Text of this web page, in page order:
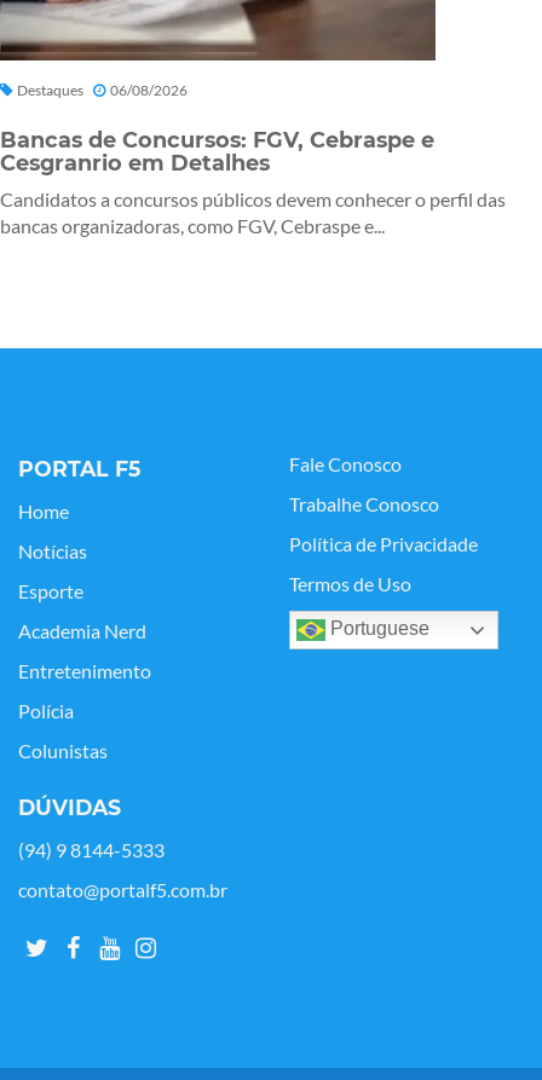
Destaques 06/08/2026
Bancas de Concursos: FGV, Cebraspe e
Cesgranrio em Detalhes
Candidatos a concursos públicos devem conhecer o perfil das
bancas organizadoras, como FGV, Cebraspe e...
PORTAL F5
Home
Notícias
Esporte
Academia Nerd
Entretenimento
Polícia
Colunistas
Fale Conosco
Trabalhe Conosco
Política de Privacidade
Termos de Uso
Portuguese
DÚVIDAS
(94) 9 8144-5333
contato@portalf5.com.br